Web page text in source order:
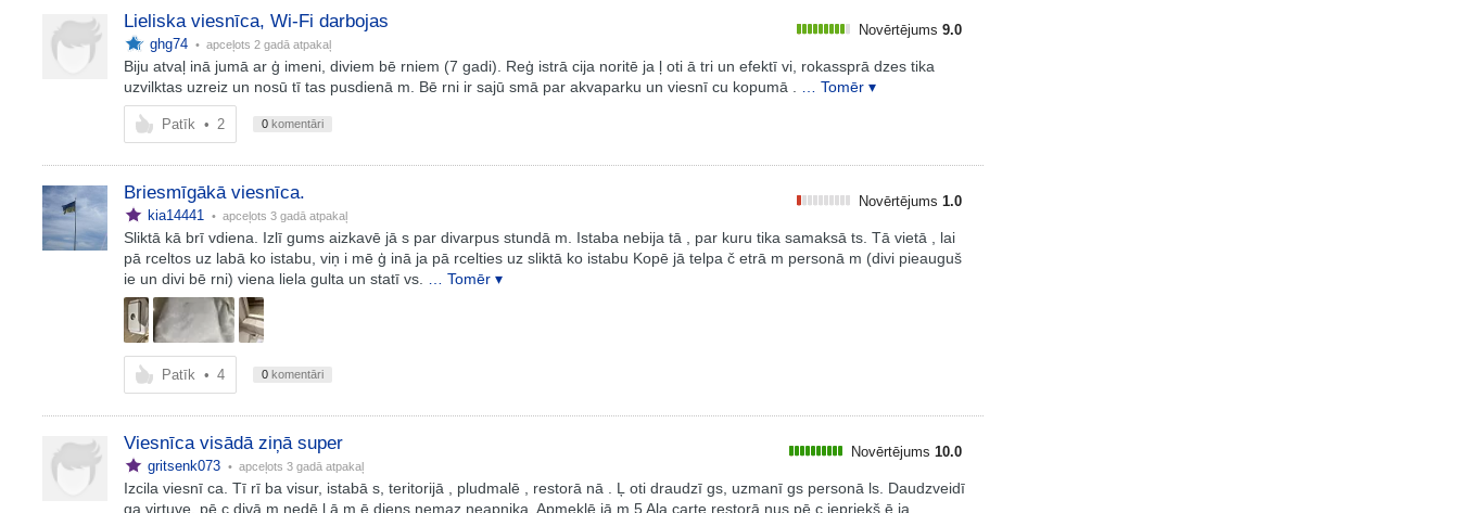
Lieliska viesnīca, Wi-Fi darbojas
ghg74 • apceļots 2 gadā atpakaļ
Novērtējums 9.0
Biju atvaļ inā jumā ar ģ imeni, diviem bē rniem (7 gadi). Reģ istrā cija noritē ja ļ oti ā tri un efektī vi, rokassprā dzes tika
uzvilktas uzreiz un nosū tī tas pusdienā m. Bē rni ir sajū smā par akvaparku un viesnī cu kopumā .
… Tomēr ▾
Patīk • 2 0komentāri
Briesmīgākā viesnīca.
kia14441 • apceļots 3 gadā atpakaļ
Novērtējums 1.0
Sliktā kā brī vdiena. Izlī gums aizkavē jā s par divarpus stundā m. Istaba nebija tā , par kuru tika samaksā ts. Tā vietā , lai
pā rceltos uz labā ko istabu, viņ i mē ģ inā ja pā rcelties uz sliktā ko istabu Kopē jā telpa č etrā m personā m (divi pieauguš
ie un divi bē rni) viena liela gulta un statī vs.
… Tomēr ▾
Patīk • 4 0komentāri
Viesnīca visādā ziņā super
gritsenk073 • apceļots 3 gadā atpakaļ
Novērtējums 10.0
Izcila viesnī ca. Tī rī ba visur, istabā s, teritorijā , pludmalē , restorā nā . Ļ oti draudzī gs, uzmanī gs personā ls. Daudzveidī
ga virtuve, pē c divā m nedē ļ ā m ē diens nemaz neapnika. Apmeklē jā m 5 Ala carte restorā nus pē c iepriekš ē ja